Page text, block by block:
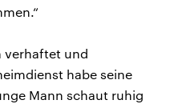
verhaftet und
habe seine
Mann schaut ruhig